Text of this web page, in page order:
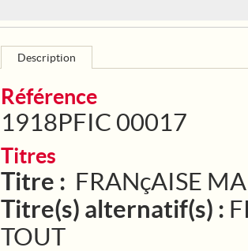
Description
Référence
1918PFIC 00017
Titres
Titre : FRANçAISE
Titre(s) alternatif(s) :
TOUT